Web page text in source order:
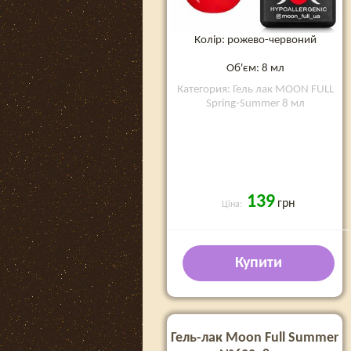
Колір: рожево-червоний
Об'єм: 8 мл
Категория: Гель лак MOON FULL
Spring-Summer 8 мл
Ціна: 139 грн
Купити
Гель-лак Moon Full Summer